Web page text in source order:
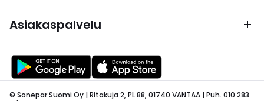
Asiakaspalvelu
© Sonepar Suomi Oy | Ritakuja 2, PL 88, 01740 VANTAA | Puh. 010 283